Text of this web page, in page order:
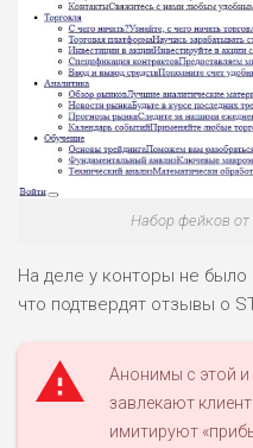
Набор фейков от
На деле у конторы не было
что подтвердят отзывы о
Анонимы с этой
завлекают
имитируют